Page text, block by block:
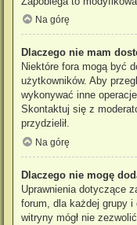
Na górę
Dlaczego nie mam
Niektóre fora mogą być
użytkowników. Aby
wykonywać inne
Skontaktuj się z
przydzielił.
Na górę
Dlaczego nie mogę
Uprawnienia dotyczące
forum, dla każdej grupy
witryny mógł nie